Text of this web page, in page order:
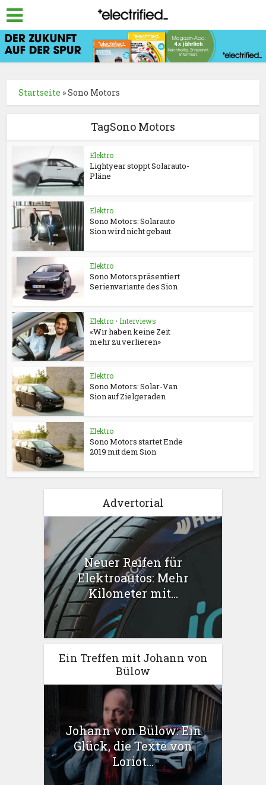
Startseite »Sono Motors
TagSono Motors
Elektro
Lightyear stoppt Solarauto-
Pläne
Elektro
Sono Motors: Solarauto
Sion wird nicht gebaut
Elektro
Sono Motors präsentiert
Serienvariante des Sion
Elektro • Interviews
«Wir haben keine Zeit
mehr zu verlieren»
Elektro
Sono Motors: Solar-Van
Sion auf Zielgeraden
Elektro
Sono Motors startet Ende
2019 mit dem Sion
Advertorial
Neuer Reifen für
Elektroautos: Mehr
Kilometer mit...
Ein Treffen mit Johann von
Bülow
Johann von Bülow: Ein
Glück, die Texte von
Loriot...